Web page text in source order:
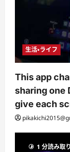
生活・ライフ
This app
sharing one
give each
1 分読み取り